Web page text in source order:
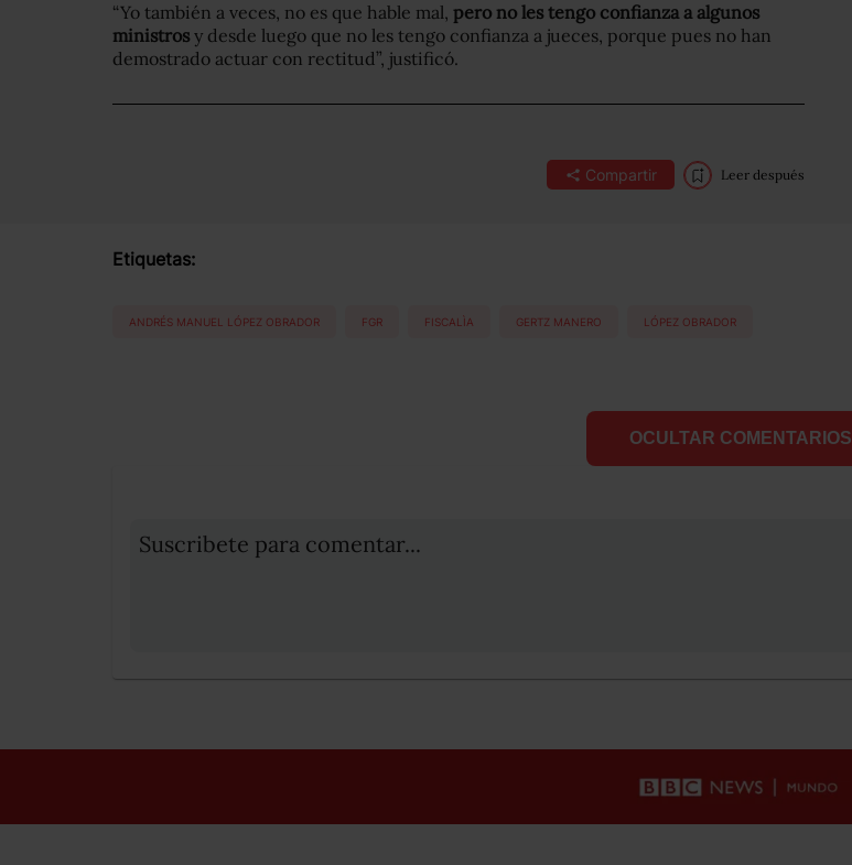
“Yo también a veces, no es que hable mal, pero no les tengo confianza a algunos
ministros y desde luego que no les tengo confianza a jueces, porque pues no han
demostrado actuar con rectitud”, justificó.
Compartir Leer después
Etiquetas:
ANDRÉS MANUEL LÓPEZ OBRADOR FGR FISCALÌA GERTZ MANERO LÓPEZ OBRADOR
OCULTAR COMENTARIOS
Suscribete para comentar...